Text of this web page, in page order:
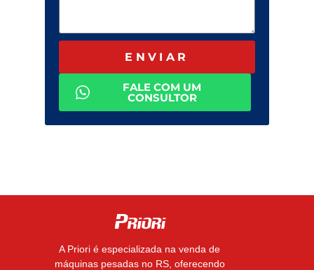
ENVIAR
FALE COM UM
CONSULTOR
A Priori é especializada na venda de
máquinas pesadas no RS, oferecendo